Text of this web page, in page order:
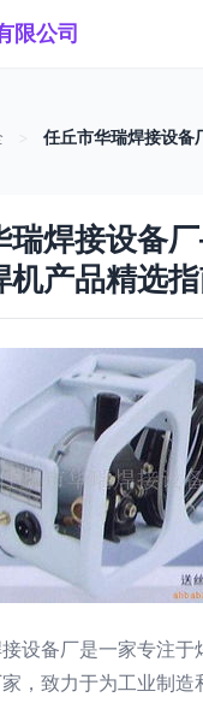
限公司
任丘市华瑞焊接设
瑞焊接设备
机产品精选
设备厂是一家专注于
，致力于为工业制造